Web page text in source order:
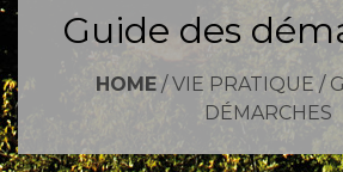
Guide des
HOME/VIE PRATIQUE /
DÉMARCHES